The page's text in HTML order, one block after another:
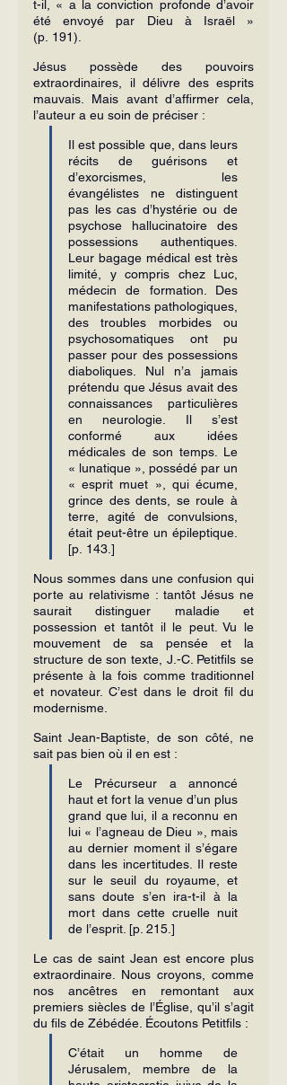
t-il, « a la conviction profonde d’avoir
été envoyé par Dieu à Israël »
(p. 191).
Jésus possède des pouvoirs
extraordinaires, il délivre des esprits
mauvais. Mais avant d’affirmer cela,
l’auteur a eu soin de préciser :
Il est possible que, dans leurs
récits de guérisons et
d’exorcismes, les
évangélistes ne distinguent
pas les cas d’hystérie ou de
psychose hallucinatoire des
possessions authentiques.
Leur bagage médical est très
limité, y compris chez Luc,
médecin de formation. Des
manifestations pathologiques,
des troubles morbides ou
psychosomatiques ont pu
passer pour des possessions
diaboliques. Nul n’a jamais
prétendu que Jésus avait des
connaissances particulières
en neurologie. Il s’est
conformé aux idées
médicales de son temps. Le
« lunatique », possédé par un
« esprit muet », qui écume,
grince des dents, se roule à
terre, agité de convulsions,
était peut-être un épileptique.
[p. 143.]
Nous sommes dans une confusion qui
porte au relativisme : tantôt Jésus ne
saurait distinguer maladie et
possession et tantôt il le peut. Vu le
mouvement de sa pensée et la
structure de son texte, J.-C. Petitfils se
présente à la fois comme traditionnel
et novateur. C’est dans le droit fil du
modernisme.
Saint Jean-Baptiste, de son côté, ne
sait pas bien où il en est :
Le Précurseur a annoncé
haut et fort la venue d’un plus
grand que lui, il a reconnu en
lui « l’agneau de Dieu », mais
au dernier moment il s’égare
dans les incertitudes. Il reste
sur le seuil du royaume, et
sans doute s’en ira-t-il à la
mort dans cette cruelle nuit
de l’esprit. [p. 215.]
Le cas de saint Jean est encore plus
extraordinaire. Nous croyons, comme
nos ancêtres en remontant aux
premiers siècles de l’Église, qu’il s’agit
du fils de Zébédée. Écoutons Petitfils :
C’était un homme de
Jérusalem, membre de la